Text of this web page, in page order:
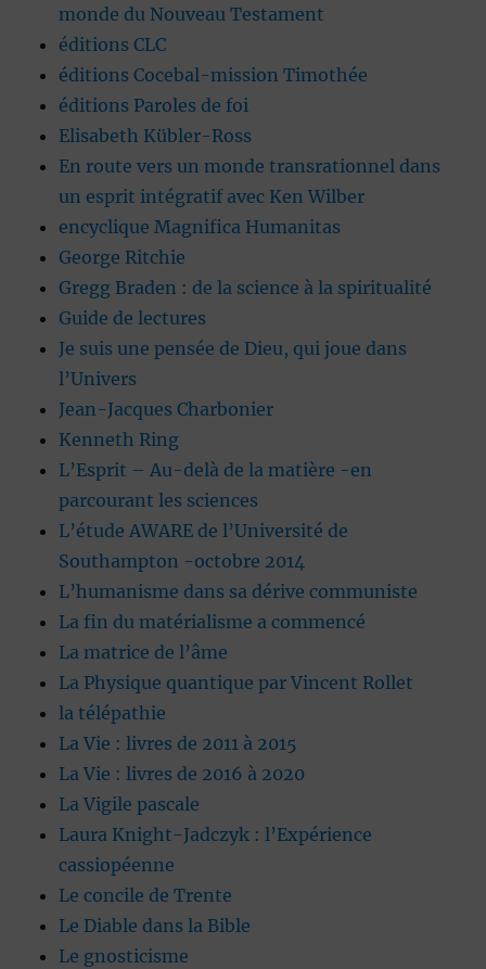
monde du Nouveau Testament
éditions CLC
éditions Cocebal-mission Timothée
éditions Paroles de foi
Elisabeth Kübler-Ross
En route vers un monde transrationnel dans
un esprit intégratif avec Ken Wilber
encyclique Magnifica Humanitas
George Ritchie
Gregg Braden : de la science à la spiritualité
Guide de lectures
Je suis une pensée de Dieu, qui joue dans
l’Univers
Jean-Jacques Charbonier
Kenneth Ring
L’Esprit – Au-delà de la matière -en
parcourant les sciences
L’étude AWARE de l’Université de
Southampton -octobre 2014
L’humanisme dans sa dérive communiste
La fin du matérialisme a commencé
La matrice de l’âme
La Physique quantique par Vincent Rollet
la télépathie
La Vie : livres de 2011 à 2015
La Vie : livres de 2016 à 2020
La Vigile pascale
Laura Knight-Jadczyk : l’Expérience
cassiopéenne
Le concile de Trente
Le Diable dans la Bible
Le gnosticisme